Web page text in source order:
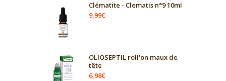
Clématite - Clematis n°9 10ml
9,99€
OLIOSEPTIL roll'on maux de
tête
6,98€